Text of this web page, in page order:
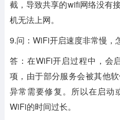
截，导致共享的wifi网络没有
机无法上网。
9.问：WiFi开启速度非常慢，
答：在WiFi开启过程中，会
项，由于部分服务会被其他
异常需要修复。所以在启动
WiFi的时间过长。